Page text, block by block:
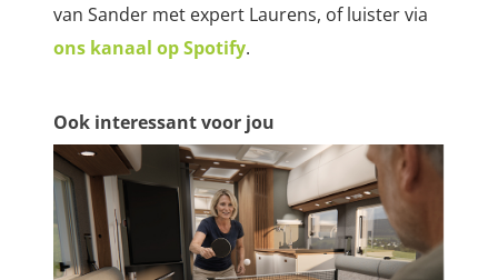
van Sander met expert Laurens, of luister via
ons kanaal op Spotify.
Ook interessant voor jou